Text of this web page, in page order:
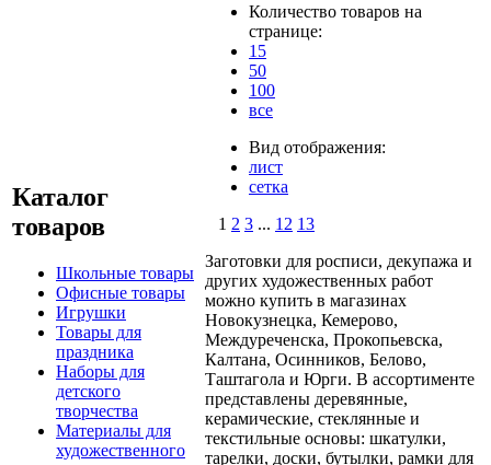
Каталог
товаров
Школьные товары
Офисные товары
Игрушки
Товары для
праздника
Наборы для
детского
творчества
Материалы для
художественного
Количество товаров на
странице:
15
50
100
все
Вид отображения:
лист
сетка
1 2 3 ... 12 13
Заготовки для росписи, декупажа и
других художественных работ
можно купить в магазинах
Новокузнецка, Кемерово,
Междуреченска, Прокопьевска,
Калтана, Осинников, Белово,
Таштагола и Юрги. В ассортименте
представлены деревянные,
керамические, стеклянные и
текстильные основы: шкатулки,
тарелки, доски, бутылки, рамки для